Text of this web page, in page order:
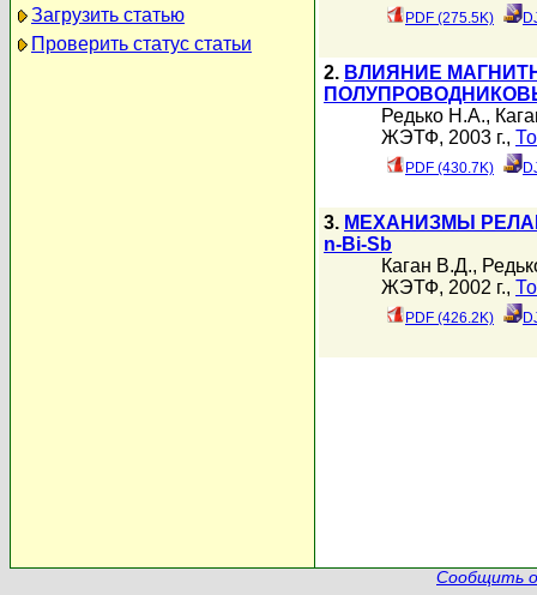
Загрузить статью
Проверить статус статьи
PDF (275.5K)
2. ВЛИЯНИЕ
Редько Н.А.,
ЖЭТФ, 2003 г.,
PDF (430.7K)
3. МЕХАНИЗМЫ
n-Bi-Sb
Каган В.Д.,
ЖЭТФ, 2002 г.,
PDF (426.2K)
Сообщить о